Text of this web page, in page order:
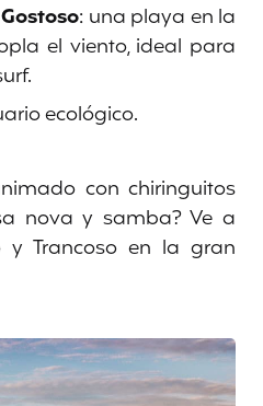
: una playa en la
el viento, ideal para
ecológico.
con chiringuitos
nova y samba? Ve a
y Trancoso en la gran